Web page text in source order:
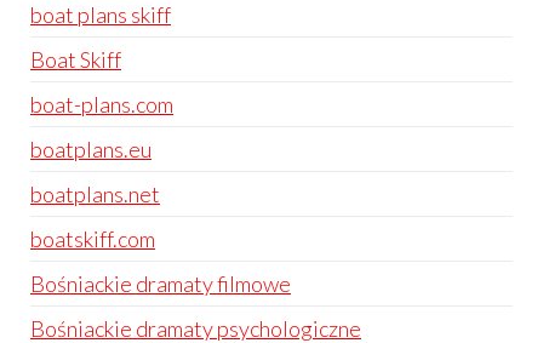
boat plans skiff
Boat Skiff
boat-plans.com
boatplans.eu
boatplans.net
boatskiff.com
Bośniackie dramaty filmowe
Bośniackie dramaty psychologiczne